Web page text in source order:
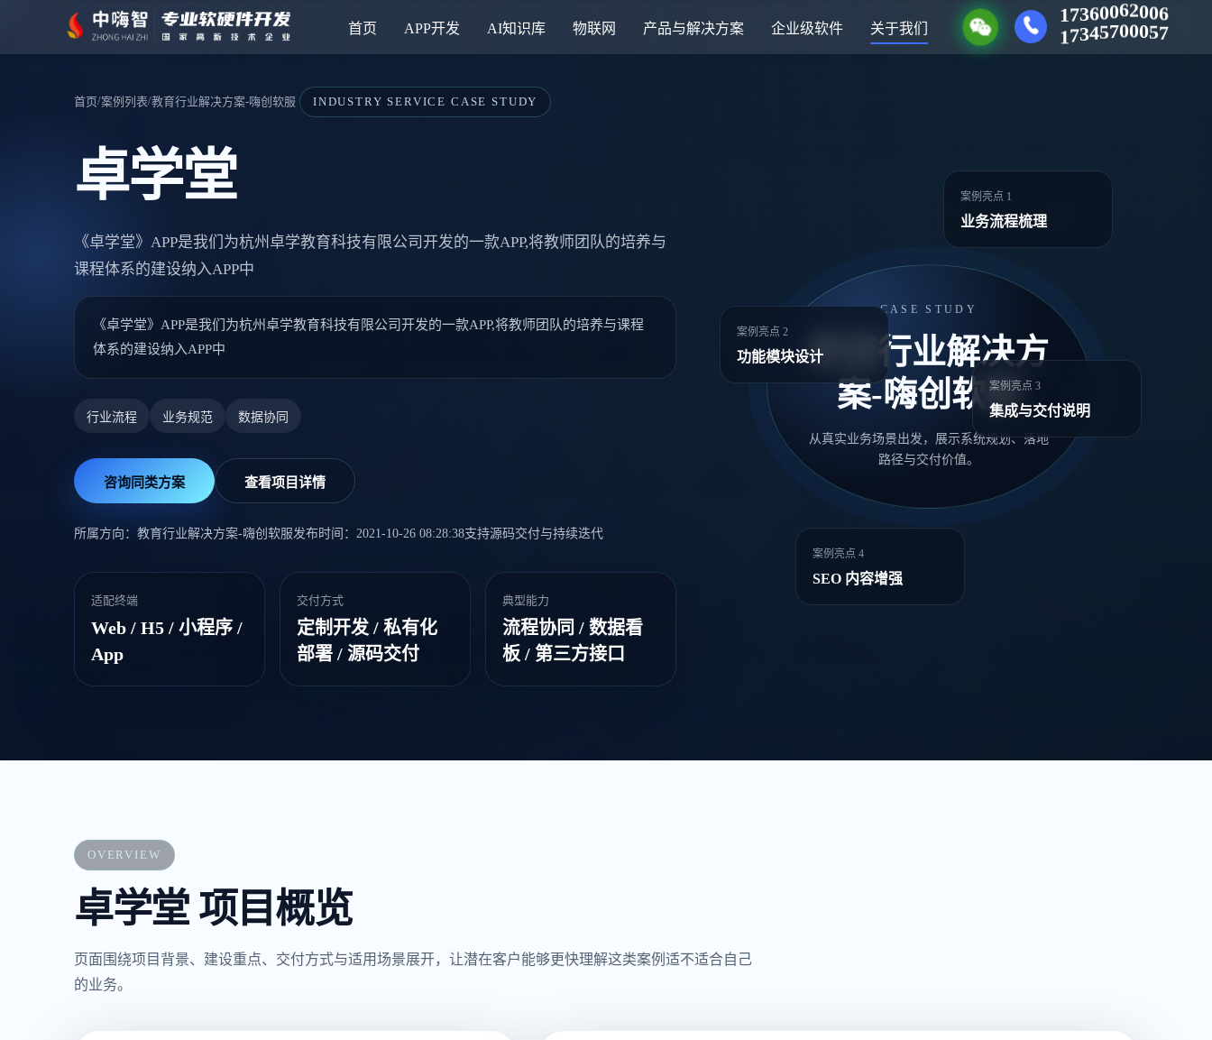
首页 APP开发 AI知识库 物联网 产品与解决方案 企业级软件 关于我们
17360062006
17345700057
首页/案例列表/教育行业解决方案-嗨创软服 INDUSTRY SERVICE CASE STUDY
卓学堂
《卓学堂》APP是我们为杭州卓学教育科技有限公司开发的一款APP,将教师团队的培养与
课程体系的建设纳入APP中
《卓学堂》APP是我们为杭州卓学教育科技有限公司开发的一款APP,将教师团队的培养与课程
体系的建设纳入APP中
行业流程 业务规范 数据协同
咨询同类方案 查看项目详情
所属方向：教育行业解决方案-嗨创软服发布时间：2021-10-26 08:28:38支持源码交付与持续迭代
适配终端
Web / H5 / 小程序 /
App
交付方式
定制开发 / 私有化
部署 / 源码交付
典型能力
流程协同 / 数据看
板 / 第三方接口
CASE STUDY
教育行业解决方
案-嗨创软服
从真实业务场景出发，展示系统规划、落地
路径与交付价值。
案例亮点 1
业务流程梳理
案例亮点 2
功能模块设计
案例亮点 3
集成与交付说明
案例亮点 4
SEO 内容增强
OVERVIEW
卓学堂 项目概览
页面围绕项目背景、建设重点、交付方式与适用场景展开，让潜在客户能够更快理解这类案例适不适合自己
的业务。